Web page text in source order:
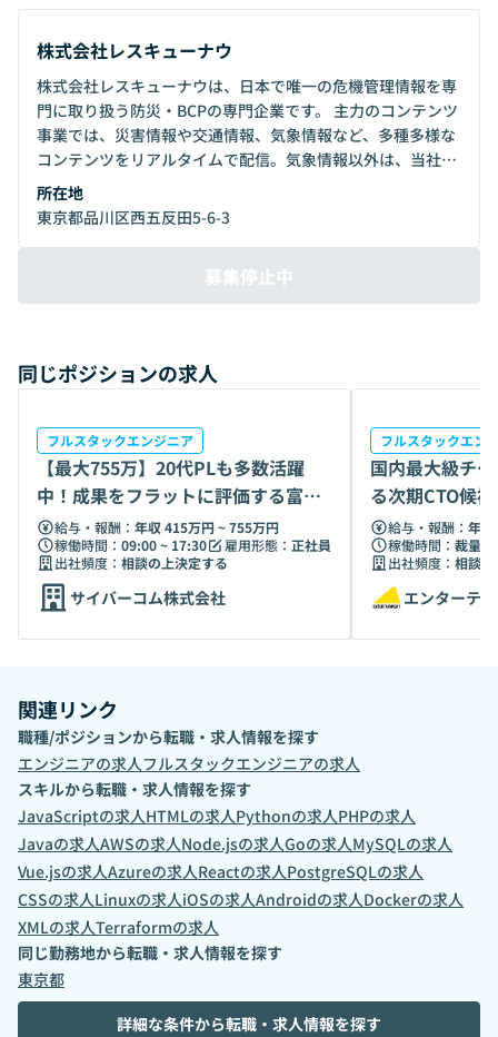
株式会社レスキューナウ
株式会社レスキューナウは、日本で唯一の危機管理情報を専
門に取り扱う防災・BCPの専門企業です。 主力のコンテンツ
事業では、災害情報や交通情報、気象情報など、多種多様な
コンテンツをリアルタイムで配信。気象情報以外は、当社が
運営する24時間365日稼働の「危機管理情報センター 」にお
いて収集されたオリジナルコンテンツを提供しているのが他
コンテンツサービスと比較した際の強みです。 また、危機管
ビス『レスキューWeb MAP』をはじめ、自社プロダクトを
複数展開しています。 当社の独自性の高いサービスは、これ
りました
所在地
東京都品川区西五反田5-6-3
募集停止中
同じポジションの求人
フルスタックエンジニア
【最大755万】20代PLも多数活躍
中！成果をフラットに評価する富士
ソフトG
給与・報酬： 年収 415万円 ~ 755万円
稼働時間： 09:00 ~ 17:30 雇用形態： 正社員
出社頻度： 相談の上決定する
サイバーコム株式会社
フルスタックエン
国内最大級チ
る次期CTO候
給与・報酬： 年
稼働時間： 裁量労
出社頻度： 相談
エンターテ
関連リンク
職種/ポジションから転職・求人情報を探す
エンジニアの求人 フルスタックエンジニアの求人
スキルから転職・求人情報を探す
JavaScriptの求人HTMLの求人Pythonの求人PHPの求人
Javaの求人AWSの求人Node.jsの求人Goの求人MySQLの求人
Vue.jsの求人Azureの求人Reactの求人PostgreSQLの求人
CSSの求人Linuxの求人iOSの求人Androidの求人Dockerの求人
XMLの求人Terraformの求人
同じ勤務地から転職・求人情報を探す
東京都
詳細な条件から転職・求人情報を探す